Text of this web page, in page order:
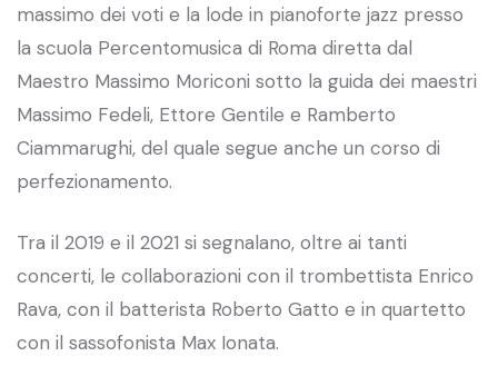
massimo dei voti e la lode in pianoforte jazz presso
la scuola Percentomusica di Roma diretta dal
Maestro Massimo Moriconi sotto la guida dei maestri
Massimo Fedeli, Ettore Gentile e Ramberto
Ciammarughi, del quale segue anche un corso di
perfezionamento.
Tra il 2019 e il 2021 si segnalano, oltre ai tanti
concerti, le collaborazioni con il trombettista Enrico
Rava, con il batterista Roberto Gatto e in quartetto
con il sassofonista Max Ionata.